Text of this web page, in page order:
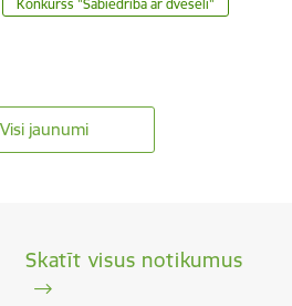
Konkurss "Sabiedrība ar dvēseli"
Visi jaunumi
Skatīt visus notikumus